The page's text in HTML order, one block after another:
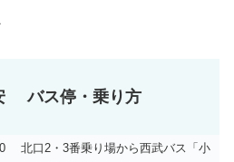
バス停・乗り方
北口2・3番乗り場から西武バス「小